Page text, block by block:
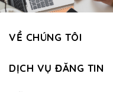
VỀ CHÚNG TÔI
DỊCH VỤ ĐĂNG TIN